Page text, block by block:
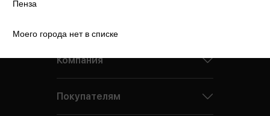
Пенза
Моего города нет в списке
Компания
Покупателям